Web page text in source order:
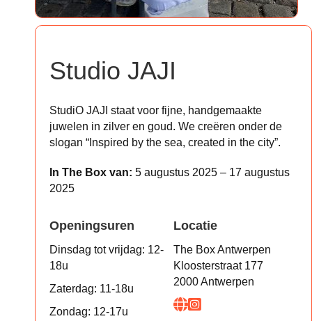
Studio JAJI
StudiO JAJI staat voor fijne, handgemaakte
juwelen in zilver en goud. We creëren onder de
slogan “Inspired by the sea, created in the city”.
In The Box van: 5 augustus 2025 – 17 augustus
2025
Openingsuren
Dinsdag tot vrijdag: 12-
18u
Zaterdag: 11-18u
Zondag: 12-17u
Locatie
The Box Antwerpen
Kloosterstraat 177
2000 Antwerpen